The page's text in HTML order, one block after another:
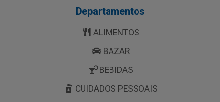
Departamentos
ALIMENTOS
BAZAR
BEBIDAS
CUIDADOS PESSOAIS